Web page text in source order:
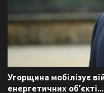
Угорщина мобілізує
енергетичних об’єкті...